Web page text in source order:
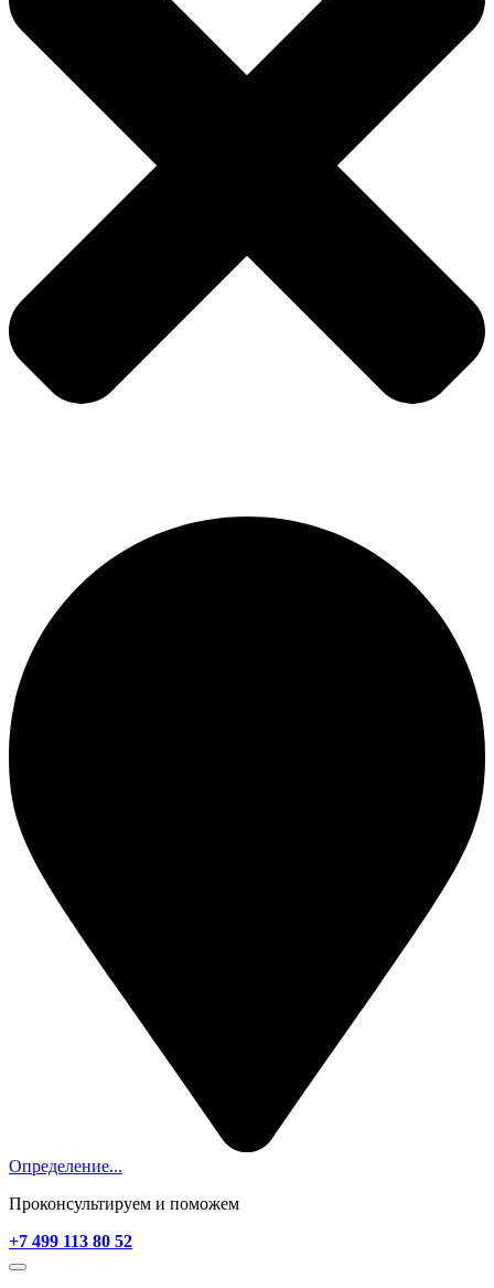
Определение...
Проконсультируем и поможем
+7 499 113 80 52